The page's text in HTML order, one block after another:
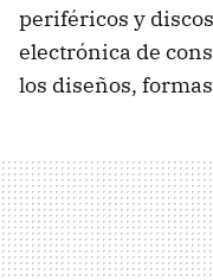
periféricos y
electrónica de
los diseños,